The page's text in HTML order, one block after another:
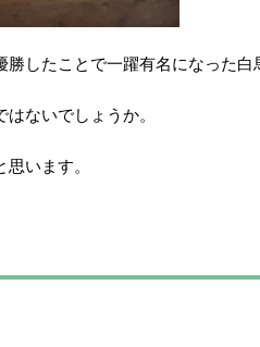
したことで一躍有名になった白
ないでしょうか。
います。